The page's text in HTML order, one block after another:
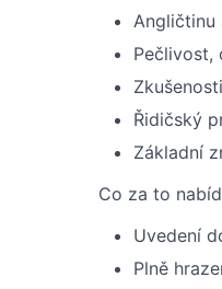
Angličtinu
Pečlivost,
Řidičský
Základní
Co za to
Uvedení
Plně